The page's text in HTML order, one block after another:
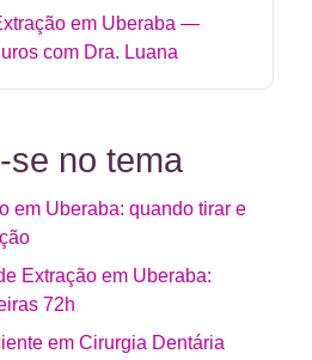
em Uberaba —
com Dra. Luana
se no tema
em Uberaba: quando tirar e
Extração em Uberaba:
72h
em Cirurgia Dentária